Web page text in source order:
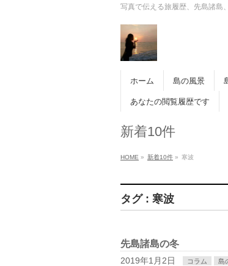
写真で伝える旅履歴、先島諸島
ホーム 島の風景
あなたの閲覧履歴です
新着10件
HOME » 新着10件 » 寒波
タグ : 寒波
先島諸島の冬
2019年1月2日 コラム 島